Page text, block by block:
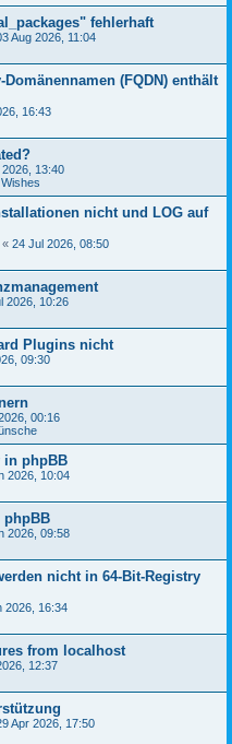
fehlerhaft
Aug 2026, 11:04
(FQDN) enthält
16:43
13:40
nicht und LOG auf
« 24 Jul 2026, 08:50
2026, 10:26
Plugins nicht
09:30
00:16
in phpBB
2026, 10:04
phpBB
2026, 09:58
nicht in 64-Bit-Registry
2026, 16:34
from localhost
12:37
Apr 2026, 17:50